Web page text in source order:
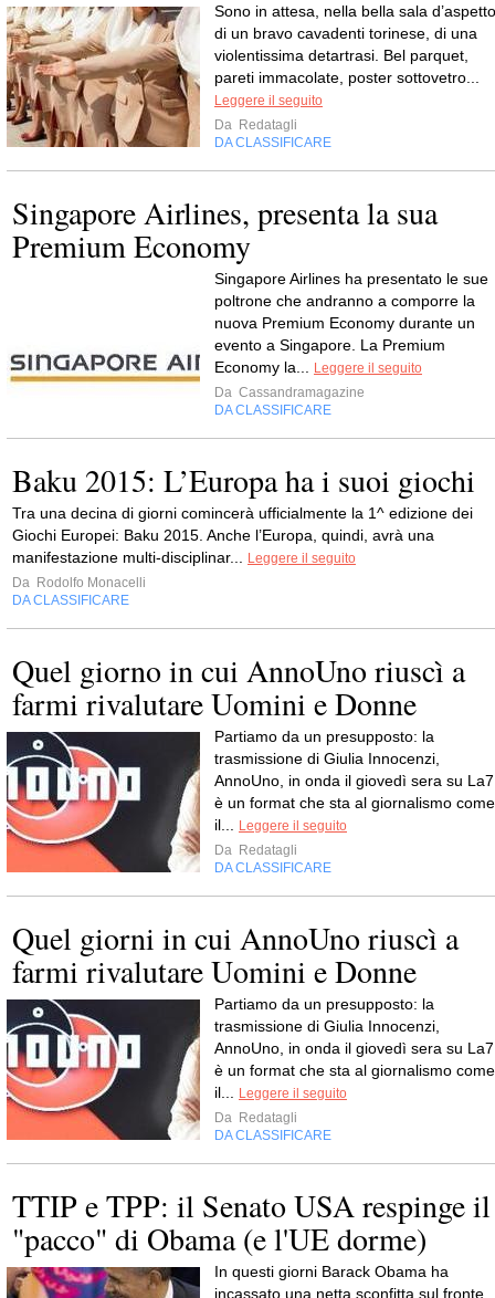
Sono in attesa, nella bella sala d’aspetto
di un bravo cavadenti torinese, di una
violentissima detartrasi. Bel parquet,
pareti immacolate, poster sottovetro...
Leggere il seguito
Da Redatagli
DA CLASSIFICARE
Singapore Airlines, presenta la sua
Premium Economy
Singapore Airlines ha presentato le sue
poltrone che andranno a comporre la
nuova Premium Economy durante un
evento a Singapore. La Premium
Economy la...
Leggere il seguito
Da Cassandramagazine
DA CLASSIFICARE
Baku 2015: L’Europa ha i suoi giochi
Tra una decina di giorni comincerà ufficialmente la 1^ edizione dei
Giochi Europei: Baku 2015. Anche l’Europa, quindi, avrà una
manifestazione multi-disciplinar...
Leggere il seguito
Da Rodolfo Monacelli
DA CLASSIFICARE
Quel giorno in cui AnnoUno riuscì a
farmi rivalutare Uomini e Donne
Partiamo da un presupposto: la
trasmissione di Giulia Innocenzi,
AnnoUno, in onda il giovedì sera su
è un format che sta al giornalismo come
il...
Leggere il seguito
Da Redatagli
DA CLASSIFICARE
Quel giorni in cui AnnoUno riuscì a
farmi rivalutare Uomini e Donne
Partiamo da un presupposto: la
trasmissione di Giulia Innocenzi,
AnnoUno, in onda il giovedì sera su
è un format che sta al giornalismo come
il...
Leggere il seguito
Da Redatagli
DA CLASSIFICARE
TTIP e TPP: il Senato USA respinge il
"pacco" di Obama (e l'UE dorme)
In questi giorni Barack Obama ha
incassato una netta sconfitta sul fronte